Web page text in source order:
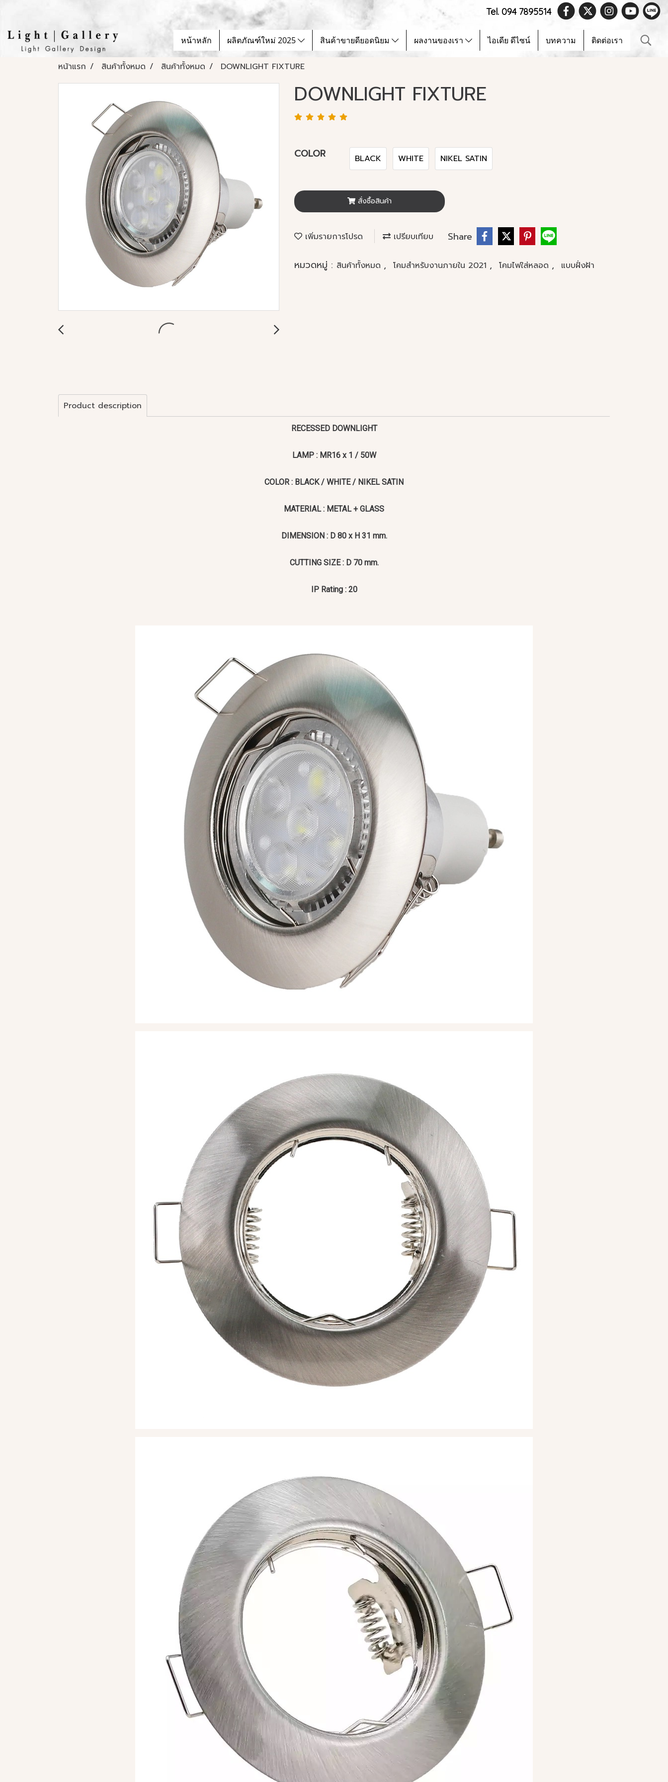
Tel. 094 7895514
หน้าหลัก ผลิตภัณฑ์ใหม่ 2025 สินค้าขายดียอดนิยม ผลงานของเรา ไอเดีย ดีไซน์ บทความ ติดต่อเรา
หน้าแรก สินค้าทั้งหมด สินค้าทั้งหมด DOWNLIGHT FIXTURE
DOWNLIGHT FIXTURE
COLOR BLACK WHITE NIKEL SATIN
สั่งซื้อสินค้า
เพิ่มรายการโปรด เปรียบเทียบ Share
หมวดหมู่ : สินค้าทั้งหมด , โคมสำหรับงานภายใน 2021 , โคมไฟใส่หลอด , แบบฝั่งฝ้า
Product description
RECESSED DOWNLIGHT
LAMP : MR16 x 1 / 50W
COLOR : BLACK / WHITE / NIKEL SATIN
MATERIAL : METAL + GLASS
DIMENSION : D 80 x H 31 mm.
CUTTING SIZE : D 70 mm.
IP Rating : 20